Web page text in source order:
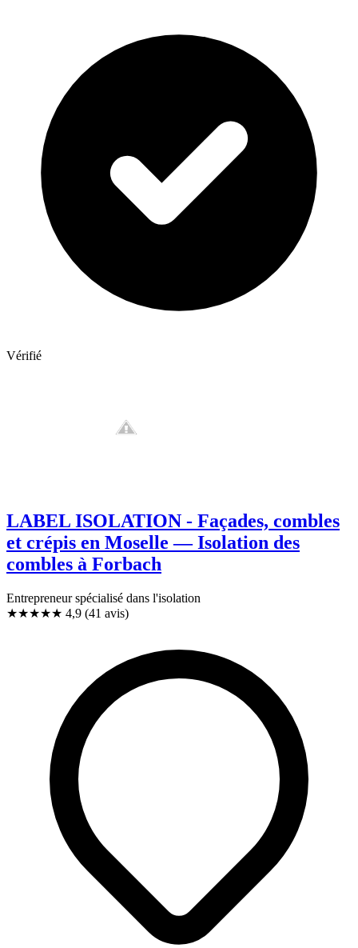
Vérifié
LABEL ISOLATION - Façades, combles
et crépis en Moselle — Isolation des
combles à Forbach
Entrepreneur spécialisé dans l'isolation
★★★★★ 4,9 (41 avis)